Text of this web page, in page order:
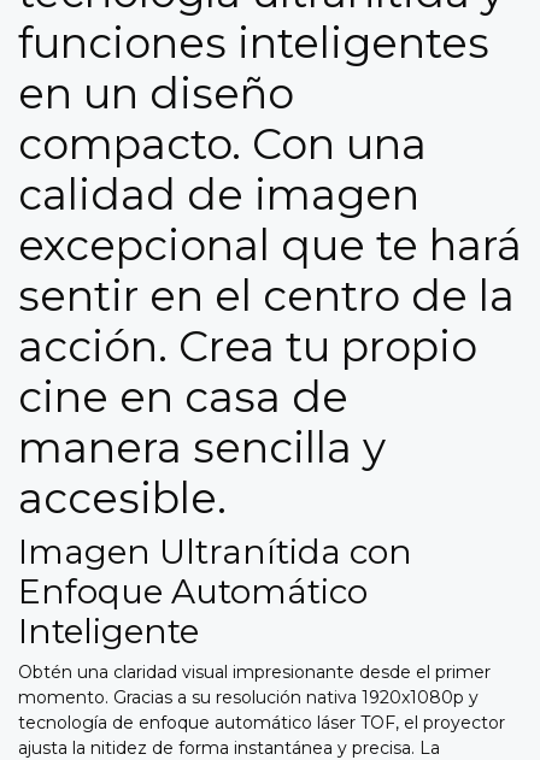
funciones inteligentes
en un diseño
compacto. Con una
calidad de imagen
excepcional que te hará
sentir en el centro de la
acción. Crea tu propio
cine en casa de
manera sencilla y
accesible.
Imagen Ultranítida con
Enfoque Automático
Inteligente
Obtén una claridad visual impresionante desde el primer
momento. Gracias a su resolución nativa 1920x1080p y
tecnología de enfoque automático láser TOF, el proyector
ajusta la nitidez de forma instantánea y precisa. La